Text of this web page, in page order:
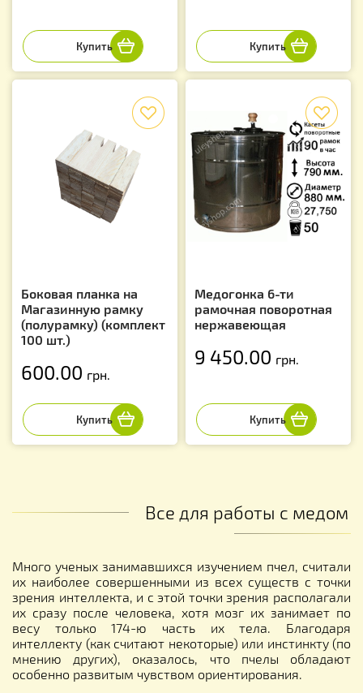
Боковая планка на
Магазинную рамку
(полурамку) (комплект
100 шт.)
600.00 грн.
Медогонка 6-ти
рамочная поворотная
нержавеющая
9 450.00 грн.
Все для работы с медом
Много ученых занимавшихся изучением пчел, считали
их наиболее совершенными из всех существ с точки
зрения интеллекта, и с этой точки зрения располагали
их сразу после человека, хотя мозг их занимает по
весу только 174-ю часть их тела. Благодаря
интеллекту (как считают некоторые) или инстинкту (по
мнению других), оказалось, что пчелы обладают
особенно развитым чувством ориентирования.